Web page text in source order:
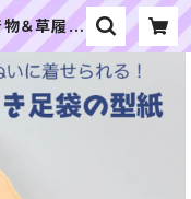
＆草履つ
ぬい(大)サ
ん｜「ぬ
専門店